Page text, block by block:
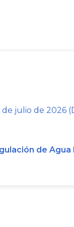
que
adversos
se
de
julio de 2026
de